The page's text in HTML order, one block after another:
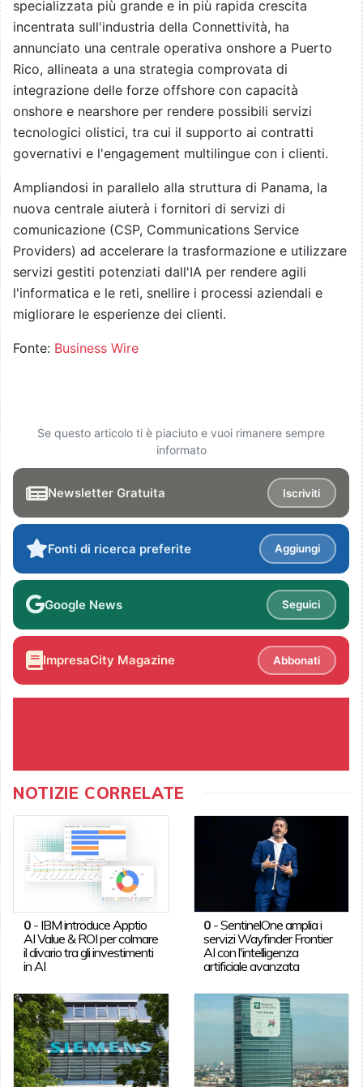
specializzata più grande e in più rapida crescita
incentrata sull'industria della Connettività, ha
annunciato una centrale operativa onshore a Puerto
Rico, allineata a una strategia comprovata di
integrazione delle forze offshore con capacità
onshore e nearshore per rendere possibili servizi
tecnologici olistici, tra cui il supporto ai contratti
governativi e l'engagement multilingue con i clienti.
Ampliandosi in parallelo alla struttura di Panama, la
nuova centrale aiuterà i fornitori di servizi di
comunicazione (CSP, Communications Service
Providers) ad accelerare la trasformazione e utilizzare
servizi gestiti potenziati dall'IA per rendere agili
l'informatica e le reti, snellire i processi aziendali e
migliorare le esperienze dei clienti.
Fonte: Business Wire
Se questo articolo ti è piaciuto e vuoi rimanere sempre
informato
Newsletter Gratuita Iscriviti
Fonti di ricerca preferite Aggiungi
Google News Seguici
ImpresaCity Magazine Abbonati
NOTIZIE CORRELATE
0- IBM introduce Apptio
AI Value & ROI per colmare
il divario tra gli investimenti
in AI
0 -SentinelOne amplia i
servizi Wayfinder Frontier
AI con l'intelligenza
artificiale avanzata